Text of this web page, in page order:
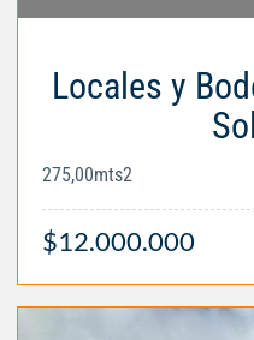
Locales y
275,00mts2
$12.000.000